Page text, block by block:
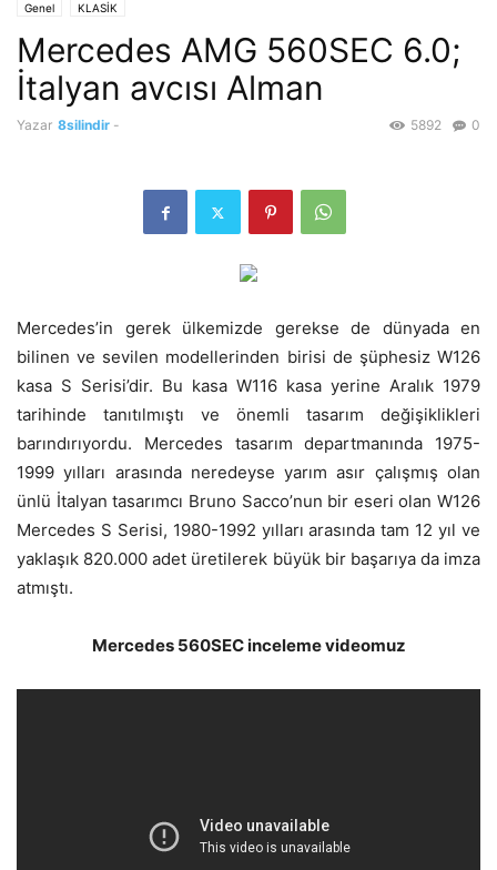
Genel KLASİK
Mercedes AMG 560SEC 6.0;
İtalyan avcısı Alman
Yazar 8silindir - 0
5892
Mercedes’in gerek ülkemizde gerekse de dünyada en
bilinen ve sevilen modellerinden birisi de şüphesiz W126
kasa S Serisi’dir. Bu kasa W116 kasa yerine Aralık 1979
tarihinde tanıtılmıştı ve önemli tasarım değişiklikleri
barındırıyordu. Mercedes tasarım departmanında 1975-
1999 yılları arasında neredeyse yarım asır çalışmış olan
ünlü İtalyan tasarımcı Bruno Sacco’nun bir eseri olan W126
Mercedes S Serisi, 1980-1992 yılları arasında tam 12 yıl ve
yaklaşık 820.000 adet üretilerek büyük bir başarıya da imza
atmıştı.
Mercedes 560SEC inceleme videomuz